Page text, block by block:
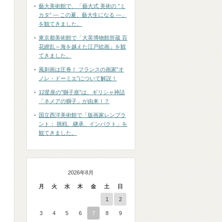
藝大美術館で、「藝大式 美術の ”ミ
カタ” ― この夏、藝大生になる ―」
を観てきました。
東京都美術館で「大英博物館所蔵 百
花繚乱～海を越えた江戸絵画」を観
てきました。
風刺画は圧巻！ フランスの画家”オ
ノレ・ドーミエ”について解説！
12星座の”獅子座”は、ギリシャ神話
「ネメアの獅子」が由来！？
国立西洋美術館で「版画家レンブラ
ント： 挑戦、継承、インパクト」を
観てきました。
2026年8月
月 火 水 木 金 土 日
1 2
3 4 5 6 7 8 9